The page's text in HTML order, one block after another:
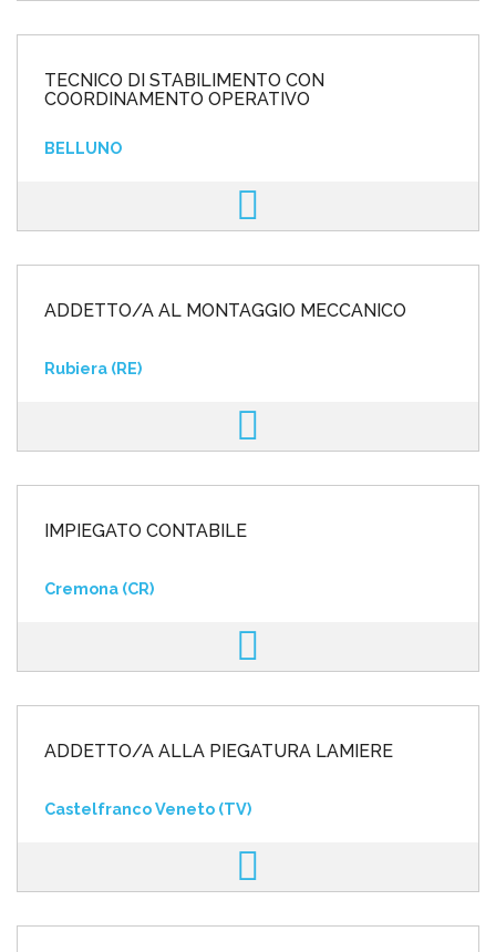
TECNICO DI STABILIMENTO CON
COORDINAMENTO OPERATIVO
BELLUNO
ADDETTO/A AL MONTAGGIO MECCANICO
Rubiera (RE)
IMPIEGATO CONTABILE
Cremona (CR)
ADDETTO/A ALLA PIEGATURA LAMIERE
Castelfranco Veneto (TV)